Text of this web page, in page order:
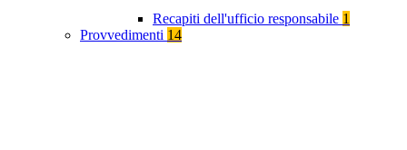
Recapiti dell'ufficio responsabile 1
Provvedimenti 14